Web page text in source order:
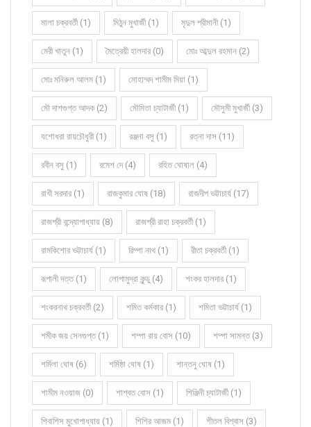
মালা চক্রবর্তী (1) মিঠুন মুখার্জী (1) মৃদুল শ্রীমানী (1)
মেরী খাতুন (1) মৈত্রেয়ী হালদার (0) মোঃ আব্দুল রহমান (2)
মোঃ মনিরুল আলম (1) মোহাম্মদ শামীম মিয়া (1)
মৌ দাশগুপ্ত আদক (2) মৌমিতা চ্যাটার্জী (1) মৌসুমী মুখার্জী (3)
যশোধরা রায়চৌধুরী (1) রঞ্জনা বসু (1) রত্না দাস (11)
রবীন বসু (1) রমেশ দে (4) রহিত ঘোষাল (4)
রাখী সরদার (1) রাজকুমার ঘোষ (18) রাজদীপ ভট্টাচার্য (17)
রাজশ্রী বন্দ্যোপাধ্যায় (8) রাজশ্রী রাহা চক্রবর্তী (1)
রামকিশোর ভট্টাচার্য (1) রিম্পা নাথ (1) রীতা চক্রবর্তী (1)
রূপালী দত্ত (1) লোপামুদ্রা কুন্ডু (4) শংকর হালদার (1)
শংকরনাথ চক্রবর্তী (2) শমিত কর্মকার (1) শমিতা ভট্টাচার্য (1)
শমীক জয় সেনগুপ্ত (1) শম্পা রায় বোস (10) শম্পা সামন্ত (3)
শর্মিলা ঘোষ (6) শর্মিষ্ঠা ঘোষ (1) শান্তনু ঘোষ (1)
শামীম নওয়াজ (0) শাশ্বত বোস (1) শিঞ্জিনী চ্যাটার্জী (1)
শিবাশিস মুখোপাধ্যায় (1) শিশির আজম (1) শীতল বিশ্বাস (3)